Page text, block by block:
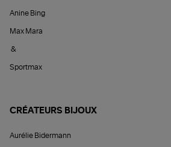
Anine Bing
Max Mara
&
Sportmax
CRÉATEURS BIJOUX
Aurélie Bidermann